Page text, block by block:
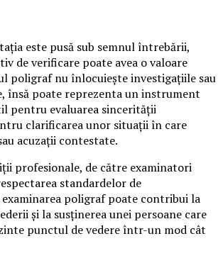
este pusă sub semnul întrebării,
de verificare poate avea o valoare
poligraf nu înlocuiește investigațiile sau
însă poate reprezenta un instrument
pentru evaluarea sincerității
clarificarea unor situații în care
acuzații contestate.
profesionale, de către examinatori
standardelor de
poligraf poate contribui la
și la susținerea unei persoane care
punctul de vedere într-un mod cât